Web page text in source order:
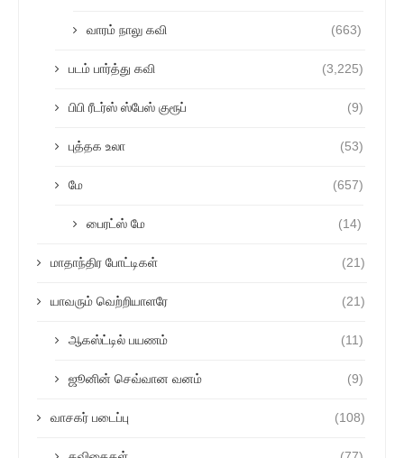
வாரம் நாலு கவி (663)
படம் பார்த்து கவி (3,225)
பிபி ரீடர்ஸ் ஸ்பேஸ் குரூப் (9)
புத்தக உலா (53)
மே (657)
பைரட்ஸ் மே (14)
மாதாந்திர போட்டிகள் (21)
யாவரும் வெற்றியாளரே (21)
ஆகஸ்ட்டில் பயணம் (11)
ஜூனின் செவ்வான வனம் (9)
வாசகர் படைப்பு (108)